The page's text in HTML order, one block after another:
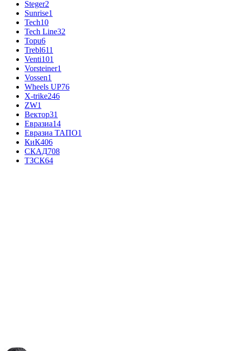
Steger2
Sunrise1
Tech10
Tech Line32
Topu6
Trebl611
Venti101
Vorsteiner1
Vossen1
Wheels UP76
X-trike246
ZW1
Вектор31
Евразиа14
Евразиа ТАПО1
КиК406
СКАД708
ТЗСК64